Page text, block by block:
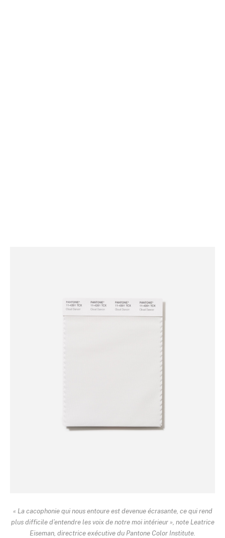
« La cacophonie qui nous entoure est devenue écrasante, ce qui rend
plus difficile d’entendre les voix de notre moi intérieur », note Leatrice
Eiseman, directrice exécutive du Pantone Color Institute.